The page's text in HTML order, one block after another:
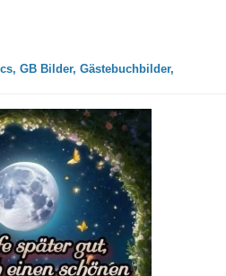
GB Bilder, Gästebuchbilder,